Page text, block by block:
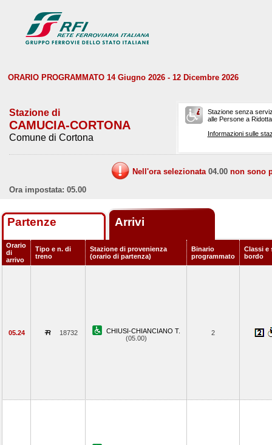
ORARIO PROGRAMMATO 14 Giugno 2026 - 12 Dicembre 2026
Stazione di
CAMUCIA-CORTONA
Comune di Cortona
Stazione senza
alle Persone a
Informazioni sulle
Nell'ora selezionata 04.00 non sono
Ora impostata: 05.00
Partenze Arrivi
Orario
di
arrivo
Tipo e n. di
treno
Stazione di provenienza
(orario di partenza)
Binario
programmato
Classi e
bordo
05.24 18732
CHIUSI-CHIANCIANO T.
(05.00)
2